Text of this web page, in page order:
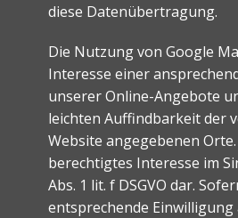
diese Datenübertragung.
Die Nutzung von Google
Interesse einer
unserer Online-Angebote
leichten Auffindbarkeit der
Website angegebenen
berechtigtes Interesse im
Abs. 1 lit. f DSGVO dar.
entsprechende